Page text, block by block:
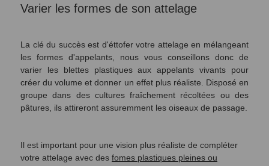
Varier les formes de son attelage
La clé du succès est d'éttofer votre attelage en mélangeant
les formes d'appelants, nous vous conseillons donc de
varier les blettes plastiques aux appelants vivants pour
créer du volume et donner un effet plus réaliste. Disposé en
groupe dans des cultures fraîchement récoltées ou des
pâtures, ils attireront assuremment les oiseaux de passage.
Il est important pour une vision plus réaliste de compléter
votre attelage avec des fomes plastiques pleines ou